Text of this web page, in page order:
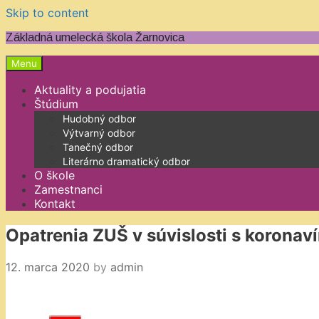
Skip to content
Základná umelecká škola Žarnovica
Menu
Aktuality a podujatia
Štúdium
Hudobný odbor
Výtvarný odbor
Tanečný odbor
Literárno dramatický odbor
O škole
Zamestnanci
Kontakt
Opatrenia ZUŠ v súvislosti s
12. marca 2020 by admin